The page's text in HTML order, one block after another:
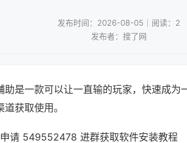
发布时间：2026-08-05｜阅读：2
发布者：搜了网
是一款可以让一直输的玩家，快速成为
获取使用。
请 549552478 进群获取软件安装教程